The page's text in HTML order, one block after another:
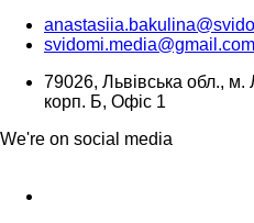
svidomi.media@gmail.com
79026, Львівська обл.,
корп. Б, Офіс 1
We're on social media